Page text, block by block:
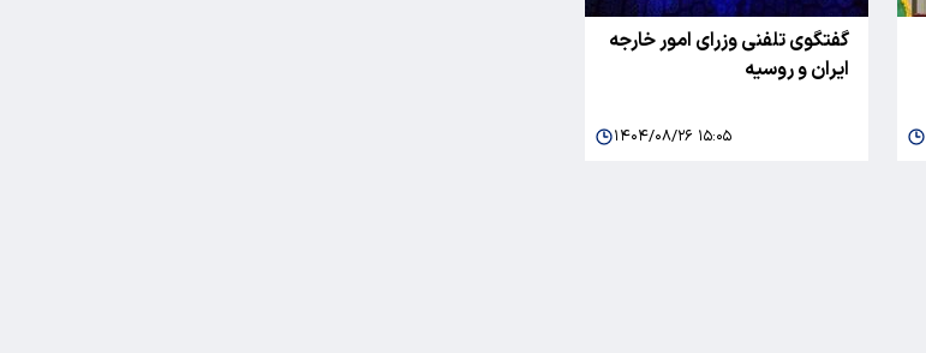
گفتگوی تلفنی وزرای امور خارجه
ایران و روسیه
۱۴۰۴/۰۸/۲۶ ۱۵:۰۵